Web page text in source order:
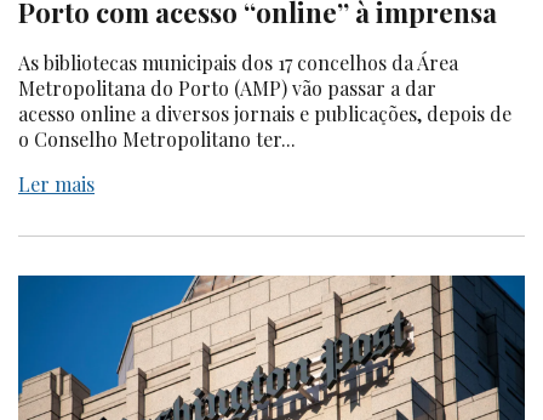
Porto com acesso “online” à imprensa
As bibliotecas municipais dos 17 concelhos da Área
Metropolitana do Porto (AMP) vão passar a dar
acesso online a diversos jornais e publicações, depois de
o Conselho Metropolitano ter...
Ler mais